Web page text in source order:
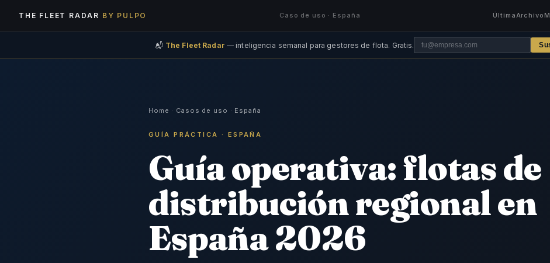
THE FLEET RADAR BY PULPO Caso de uso · España ÚltimaArchivo
📬 The Fleet Radar — inteligencia semanal para gestores de flota. Gratis.
Home · Casos de uso · España
GUÍA PRÁCTICA · ESPAÑA
Guía operativa: flotas de
distribución regional en
España 2026